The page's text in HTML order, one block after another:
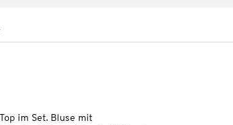
im Set. Bluse mit